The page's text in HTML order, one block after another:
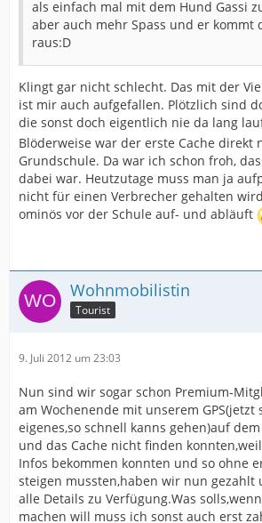
als einfach mal mit dem Hund Gassi
aber auch mehr Spass und er kommt
raus:D
Klingt gar nicht schlecht. Das mit der
ist mir auch aufgefallen. Plötzlich sind
die sonst doch eigentlich nie da lang
Blöderweise war der erste Cache direkt
Grundschule. Da war ich schon froh,
dabei war. Heutzutage muss man ja
nicht für einen Verbrecher gehalten
ominös vor der Schule auf- und abläuft
Wohnmobilistin
Tourist
9. Juli 2012 um 23:03
Nun sind wir sogar schon Premium-
am Wochenende mit unserem GPS(jetzt
eigenes,so schnell kanns gehen)auf
und das Cache nicht finden
Infos bekommen konnten und so ohne
steigen mussten,haben wir nun gezahlt
alle Details zu Verfügung.Was
machen will muss ich sonst auch erst